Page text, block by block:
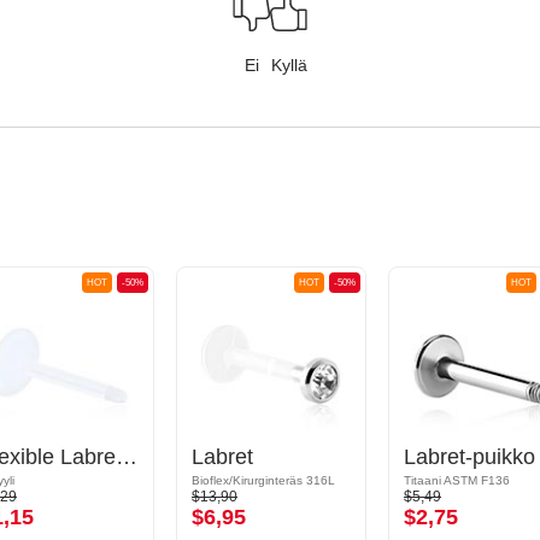
Ei Kyllä
-50%
HOT
Flexible Labret Pin (acrylic, various colours)
-50%
HOT
Labret
Bioflex/Kirurginteräs 316L
$13,90
$6,95
HOT
Titaani ASTM F136
$5,49
$2,75